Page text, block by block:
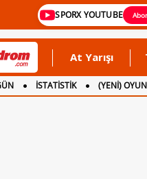
SPORX YOUTUBE
At Yarışı
İSTATİSTİK (YENİ)